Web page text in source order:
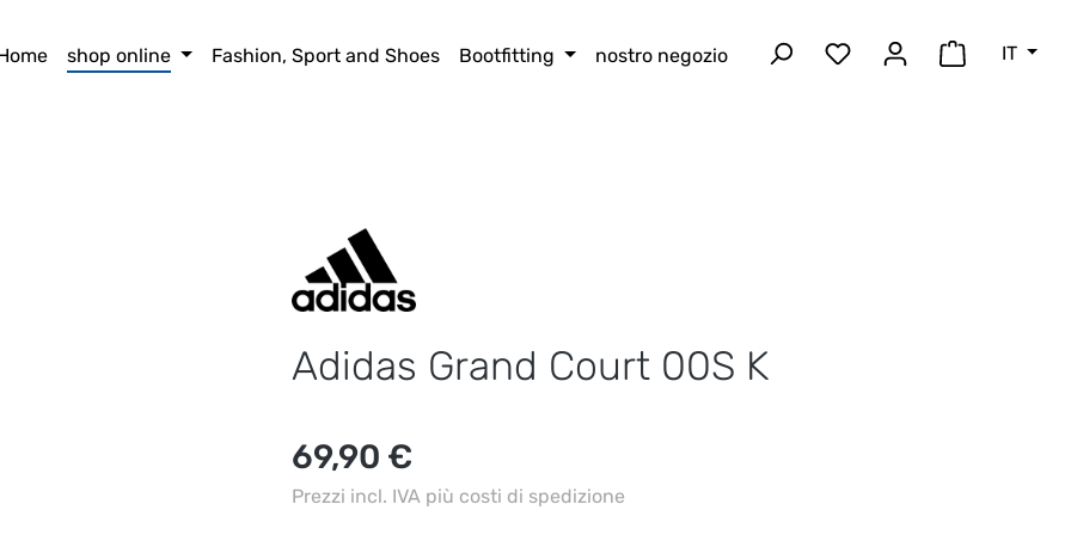
shop online Fashion, Sport and Shoes Bootfitting nostro negozio Hai 0 articoli nella lista
Il carrello
IT
Adidas Grand Court 00S K
Prezzo normale:
69,90 €
Prezzi incl. IVA più costi di spedizione